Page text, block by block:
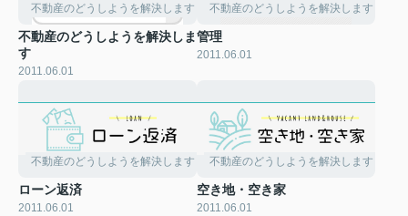
不動産のどうしようを解決します
不動産のどうしようを解決しま
す
2011.06.01
不動産のどうしようを解決します
管理
2011.06.01
不動産のどうしようを解決します
ローン返済
2011.06.01
不動産のどうしようを解決します
空き地・空き家
2011.06.01